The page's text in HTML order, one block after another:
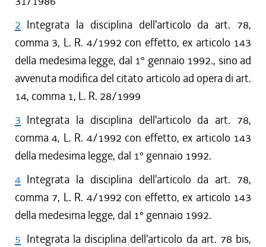
2 Integrata la disciplina dell'articolo da art. 78,
comma 3, L. R. 4/1992 con effetto, ex articolo 143
della medesima legge, dal 1° gennaio 1992., sino ad
avvenuta modifica del citato articolo ad opera di art.
14, comma 1, L. R. 28/1999
3 Integrata la disciplina dell'articolo da art. 78,
comma 4, L. R. 4/1992 con effetto, ex articolo 143
della medesima legge, dal 1° gennaio 1992.
4 Integrata la disciplina dell'articolo da art. 78,
comma 7, L. R. 4/1992 con effetto, ex articolo 143
della medesima legge, dal 1° gennaio 1992.
5 Integrata la disciplina dell'articolo da art. 78 bis,